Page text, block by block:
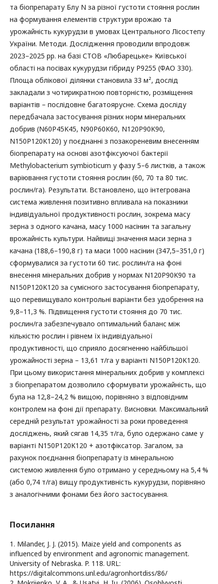
та біопрепарату Блу N за різної густоти стояння рослин
на формування елементів структури врожаю та
урожайність кукурудзи в умовах Центрального Лісостепу
України. Методи. Дослідження проводили впродовж
2023–2025 рр. на базі СТОВ «Любарецьке» Київської
області на посівах кукурудзи гібриду Р9255 (ФАО 330).
Площа облікової ділянки становила 33 м², дослід
закладали з чотирикратною повторністю, розміщення
варіантів – послідовне багатоярусне. Схема досліду
передбачала застосування різних норм мінеральних
добрив (N60P45K45, N90P60K60, N120P90K90,
N150P120K120) у поєднанні з позакореневим внесенням
біопрепарату на основі азотфіксуючої бактерії
Methylobacterium symbioticum у фазу 5–6 листків, а також
варіювання густоти стояння рослин (60, 70 та 80 тис.
рослин/га). Результати. Встановлено, що інтегрована
система живлення позитивно впливала на показники
індивідуальної продуктивності рослин, зокрема масу
зерна з одного качана, масу 1000 насінин та загальну
врожайність культури. Найвищі значення маси зерна з
качана (188,6–190,8 г) та маси 1000 насінин (347,5–351,0 г)
сформувалися за густоти 60 тис. рослин/га на фоні
внесення мінеральних добрив у нормах N120P90K90 та
N150P120K120 за сумісного застосування біопрепарату,
що перевищувало контрольні варіанти без удобрення на
9,8–11,3 %. Підвищення густоти стояння до 70 тис.
рослин/га забезпечувало оптимальний баланс між
кількістю рослин і рівнем їх індивідуальної
продуктивності, що сприяло досягненню найбільшої
урожайності зерна – 13,61 т/га у варіанті N150P120K120.
При цьому використання мінеральних добрив у комплексі
з біопрепаратом дозволило сформувати урожайність, що
була на 12,8–24,2 % вищою, порівняно з відповідним
контролем на фоні дії препарату. Висновки. Максимальний
середній результат урожайності за роки проведення
досліджень, який сягав 14,35 т/га, було одержано саме у
варіанті N150P120K120 + азотфіксатор. Загалом, за
рахунок поєднання біопрепарату із мінеральною
системою живлення було отримано у середньому на 5,4 %
(або 0,74 т/га) вищу продуктивність кукурудзи, порівняно
з аналогічними фонами без його застосування.
Посилання
1. Milander, J. J. (2015). Maize yield and components as
influenced by environment and agronomic management.
University of Nebraska. P. 118. URL:
https://digitalcommons.unl.edu/agronhortdiss/86/